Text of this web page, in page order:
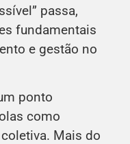
passa,
fundamentais
e gestão no
ponto
como
Mais do